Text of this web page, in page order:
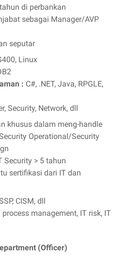
di perbankan
sebagai Manager/AVP
seputar
Linux
: C#, .NET, Java, RPGLE,
Security, Network, dll
khusus dalam meng-handle
Operational/Security
Security > 5 tahun
sertifikasi dari IT dan
CISM, dll
process management, IT risk, IT
(Officer)